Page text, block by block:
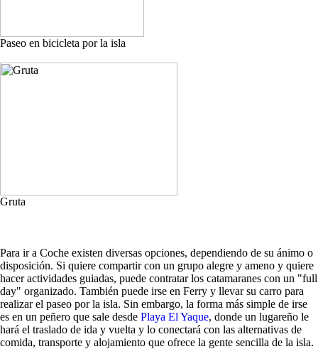
Paseo en bicicleta por la isla
Gruta
Para ir a Coche existen diversas opciones, dependiendo de su ánimo o
disposición. Si quiere compartir con un grupo alegre y ameno y quiere
hacer actividades guiadas, puede contratar los catamaranes con un "full
day" organizado. También puede irse en Ferry y llevar su carro para
realizar el paseo por la isla. Sin embargo, la forma más simple de irse
es en un peñero que sale desde Playa El Yaque, donde un lugareño le
hará el traslado de ida y vuelta y lo conectará con las alternativas de
comida, transporte y alojamiento que ofrece la gente sencilla de la isla.